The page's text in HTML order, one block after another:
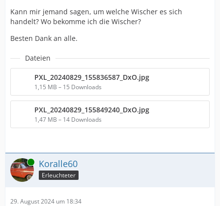
Kann mir jemand sagen, um welche Wischer es sich
handelt? Wo bekomme ich die Wischer?
Besten Dank an alle.
Dateien
PXL_20240829_155836587_DxO.jpg
1,15 MB – 15 Downloads
PXL_20240829_155849240_DxO.jpg
1,47 MB – 14 Downloads
Online Koralle60
Erleuchteter
29. August 2024 um 18:34